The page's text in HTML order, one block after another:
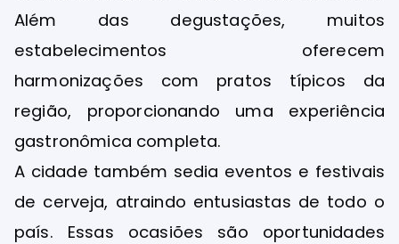
Além das degustações, muitos
estabelecimentos oferecem
harmonizações com pratos típicos da
região, proporcionando uma experiência
gastronômica completa.
A cidade também sedia eventos e festivais
de cerveja, atraindo entusiastas de todo o
país. Essas ocasiões são oportunidades